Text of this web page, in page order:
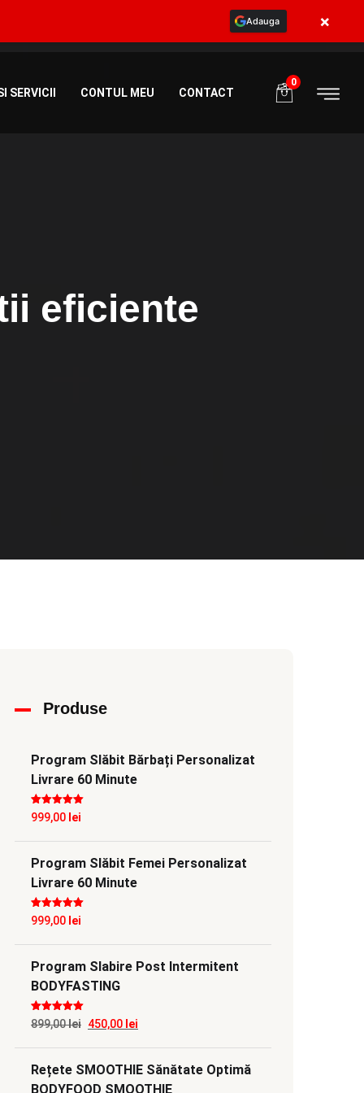
programe@body365.ro
SERVICII CONTUL MEU CONTACT
0
eficiente
Produse
Program Slăbit Bărbați Personalizat
Livrare 60 Minute
Evaluat la5
din 5
999,00 lei
Program Slăbit Femei Personalizat
Livrare 60 Minute
Evaluat la5
din 5
999,00 lei
Program Slabire Post Intermitent
BODYFASTING
Evaluat la5
din 5
899,00lei Prețul
inițial
a
450,00 lei
curent
este:
Rețete SMOOTHIE Sănătate Optimă
BODYFOOD SMOOTHIE
Adauga ×